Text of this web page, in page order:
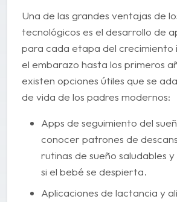
Una de las grandes ventajas de
tecnológicos es el desarrollo de
para cada etapa del crecimiento
el embarazo hasta los primeros
existen opciones útiles que se
de vida de los padres modernos:
Apps de seguimiento del
conocer patrones de
rutinas de sueño saludables
si el bebé se despierta.
Aplicaciones de lactancia y